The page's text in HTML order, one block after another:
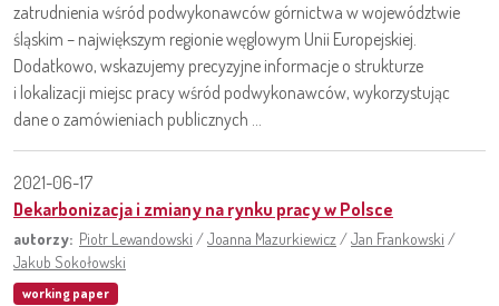
zatrudnienia wśród podwykonawców górnictwa w województwie
śląskim – największym regionie węglowym Unii Europejskiej.
Dodatkowo, wskazujemy precyzyjne informacje o strukturze
i lokalizacji miejsc pracy wśród podwykonawców, wykorzystując
dane o zamówieniach publicznych ...
2021-06-17
Dekarbonizacja i zmiany na rynku pracy w Polsce
autorzy: Piotr Lewandowski /Joanna Mazurkiewicz /Jan Frankowski /
Jakub Sokołowski
working paper